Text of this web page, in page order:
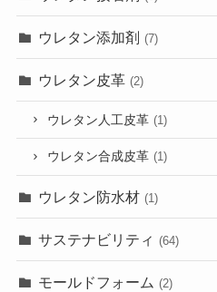
ウレタン添加剤 (7)
ウレタン皮革 (2)
ウレタン人工皮革 (1)
ウレタン合成皮革 (1)
ウレタン防水材 (1)
サステナビリティ (64)
モールドフォーム (2)